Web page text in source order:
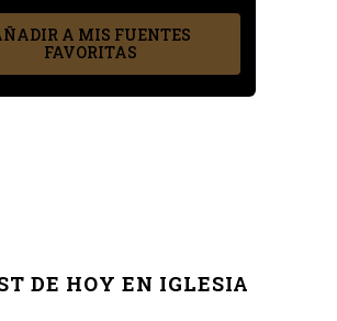
A MIS FUENTES
FAVORITAS
DE HOY EN IGLESIA